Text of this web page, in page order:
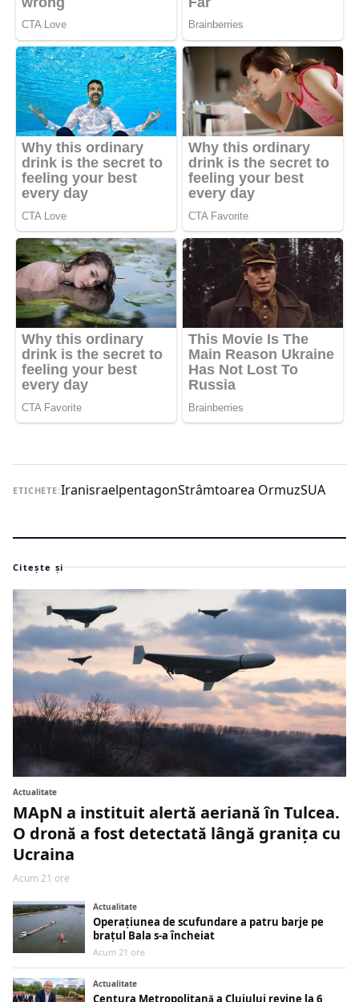
ETICHETE:IranisraelpentagonStrâmtoarea OrmuzSUA
Citește și
Actualitate
MApN a instituit alertă aeriană în Tulcea.
O dronă a fost detectată lângă granița cu
Ucraina
Acum 21 ore
Actualitate
Operațiunea de scufundare a patru barje pe
brațul Bala s-a încheiat
Acum 21 ore
Actualitate
Centura Metropolitană a Clujului revine la 6